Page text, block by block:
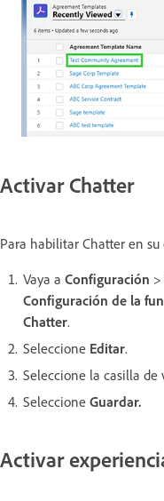
Activar Chatter
Para habilitar Chatter en su
Vaya a Configuración >
Configuración de la
Chatter.
Seleccione Editar.
Seleccione la casilla de
Seleccione Guardar.
Activar